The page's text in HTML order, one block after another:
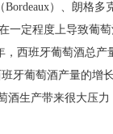
）、朗格多
一定程度上导致葡
西班牙葡萄酒总产
牙葡萄酒产量的增
酒生产带来很大压